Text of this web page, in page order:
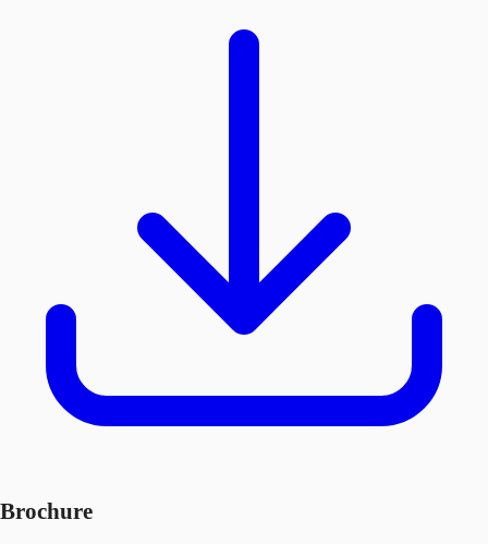
Brochure